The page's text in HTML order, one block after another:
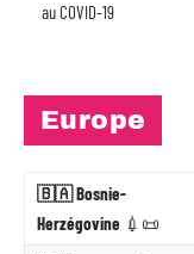
au COVID-19
Europe
🇧🇦 Bosnie-
Herzégovine 💉📜